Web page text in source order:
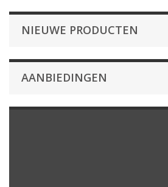
NIEUWE PRODUCTEN
AANBIEDINGEN